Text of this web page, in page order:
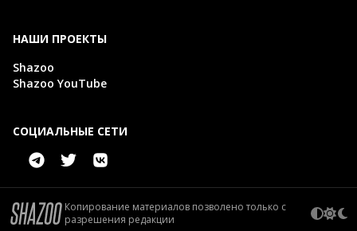
НАШИ ПРОЕКТЫ
Shazoo
Shazoo YouTube
СОЦИАЛЬНЫЕ СЕТИ
Копирование материалов позволено только с
разрешения редакции